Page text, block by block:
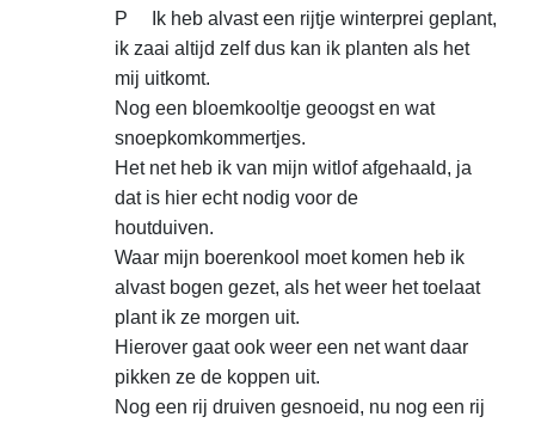
P Ik heb alvast een rijtje winterprei geplant,
ik zaai altijd zelf dus kan ik planten als het
mij uitkomt.
Nog een bloemkooltje geoogst en wat
snoepkomkommertjes.
Het net heb ik van mijn witlof afgehaald, ja
dat is hier echt nodig voor de
houtduiven.
Waar mijn boerenkool moet komen heb ik
alvast bogen gezet, als het weer het toelaat
plant ik ze morgen uit.
Hierover gaat ook weer een net want daar
pikken ze de koppen uit.
Nog een rij druiven gesnoeid, nu nog een rij